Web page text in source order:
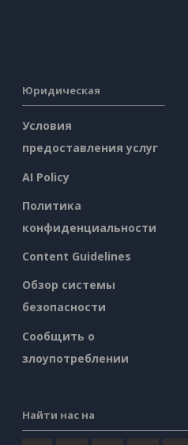
Юридическая
Условия
предоставления услуг
AI Policy
Политика
конфиденциальности
Content Guidelines
Обзор системы
безопасности
Сообщить о
злоупотреблении
Найти нас на